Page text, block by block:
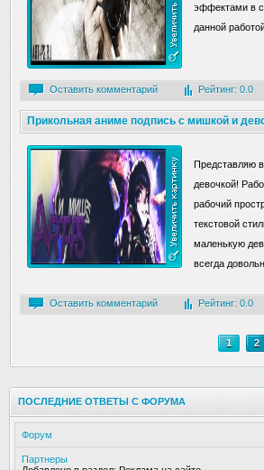
эффектами в
данной
Оставить комментарий Рейтинг: 0.0
Прикольная аниме подпись с мишкой и
Представляю
девочкой!
рабочий
текстовой
маленькую
всегда
Оставить комментарий Рейтинг: 0.0
1 2
ПОСЛЕДНИЕ ОТВЕТЫ С ФОРУМА
Форум
Партнеры